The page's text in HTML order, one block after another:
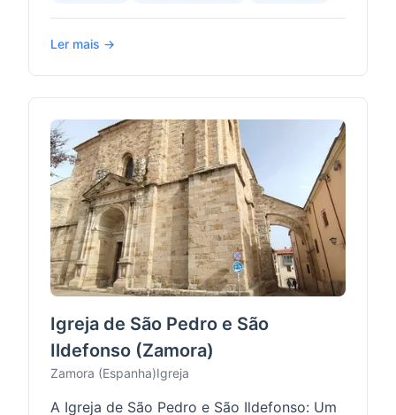
Ler mais →
Igreja de São Pedro e São
Ildefonso (Zamora)
Zamora (Espanha)Igreja
A Igreja de São Pedro e São Ildefonso: Um